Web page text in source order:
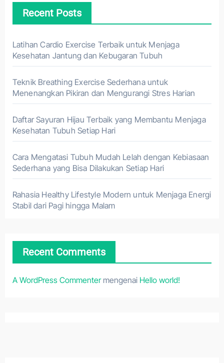
Recent Posts
Latihan Cardio Exercise Terbaik untuk Menjaga
Kesehatan Jantung dan Kebugaran Tubuh
Teknik Breathing Exercise Sederhana untuk
Menenangkan Pikiran dan Mengurangi Stres Harian
Daftar Sayuran Hijau Terbaik yang Membantu Menjaga
Kesehatan Tubuh Setiap Hari
Cara Mengatasi Tubuh Mudah Lelah dengan Kebiasaan
Sederhana yang Bisa Dilakukan Setiap Hari
Rahasia Healthy Lifestyle Modern untuk Menjaga Energi
Stabil dari Pagi hingga Malam
Recent Comments
A WordPress Commentermengenai Hello world!